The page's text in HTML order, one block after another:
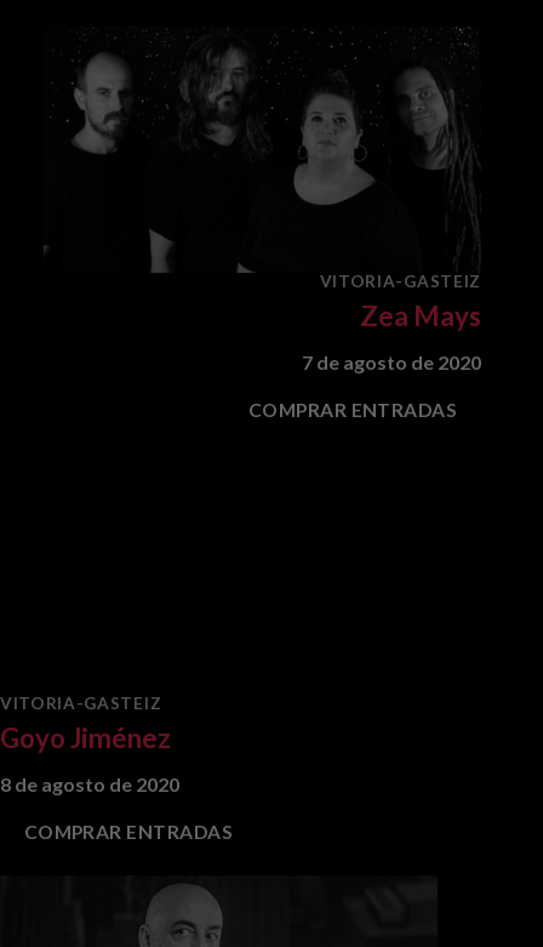
VITORIA-GASTEIZ
Zea Mays
7 de agosto de 2020
COMPRAR ENTRADAS
VITORIA-GASTEIZ
Goyo Jiménez
8 de agosto de 2020
COMPRAR ENTRADAS